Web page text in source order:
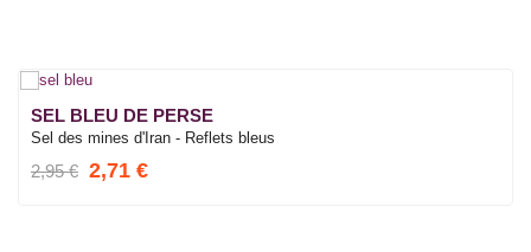
SEL BLEU DE PERSE
Sel des mines d'Iran - Reflets bleus
2,95 € 2,71 €